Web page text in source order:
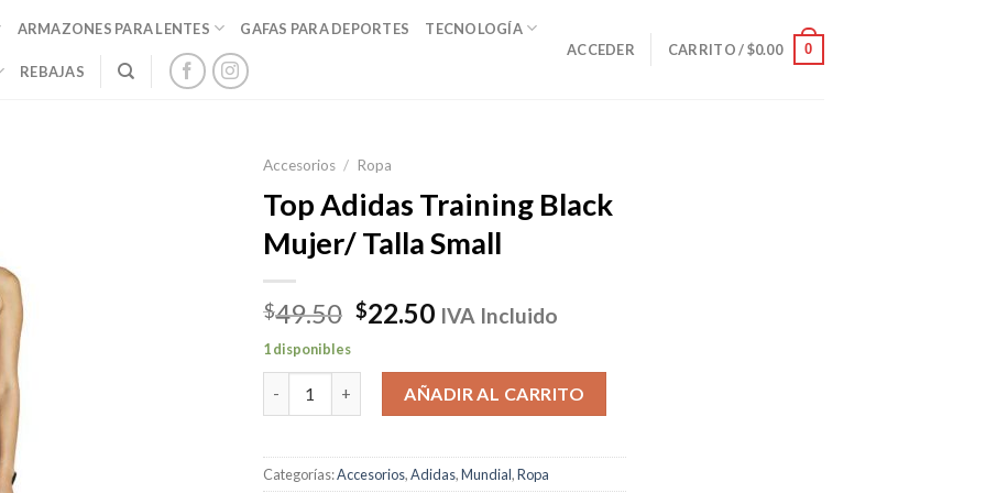
ARMAZONES PARA LENTES GAFAS PARA DEPORTES TECNOLOGÍA
REBAJAS
ACCEDER CARRITO /$0.00 0
Accesorios / Ropa
Top Adidas Training Black
Mujer/ Talla Small
$49.50 El
original
$49.50.
$22.50El
actual
es:
$22.50.
IVA Incluido
1 disponibles
Top Adidas Training Black Mujer/ Talla Small cantidad
AÑADIR AL CARRITO
Categorías:Accesorios,Adidas,Mundial,Ropa